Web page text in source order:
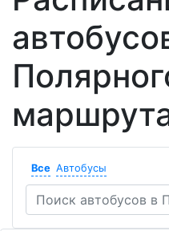
Все Автобусы